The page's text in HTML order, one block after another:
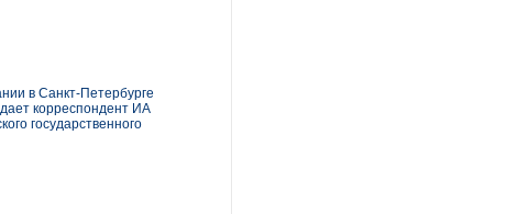
в Санкт-Петербурге
корреспондент ИА
государственного